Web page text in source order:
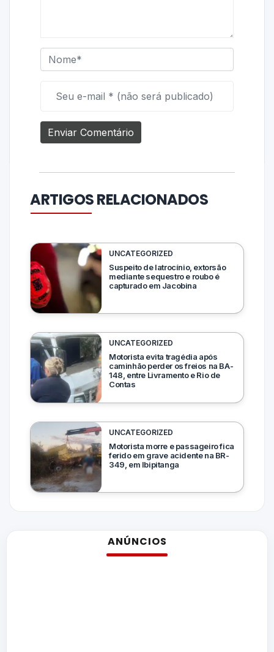
ARTIGOS RELACIONADOS
UNCATEGORIZED
Suspeito de latrocínio, extorsão
mediante sequestro e roubo é
capturado em Jacobina
UNCATEGORIZED
Motorista evita tragédia após
caminhão perder os freios na BA-
148, entre Livramento e Rio de
Contas
UNCATEGORIZED
Motorista morre e passageiro fica
ferido em grave acidente na BR-
349, em Ibipitanga
ANÚNCIOS